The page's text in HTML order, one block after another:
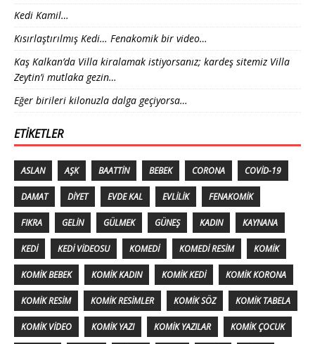
Kedi Kamil…
Kısırlaştırılmış Kedi… Fenakomik bir video…
Kaş Kalkan’da Villa kiralamak istiyorsanız; kardeş sitemiz Villa
Zeytin’i mutlaka gezin…
Eğer birileri kilonuzla dalga geçiyorsa…
ETIKETLER
ASLAN AŞK BAATTIN BEBEK CORONA COVID-19
DAMAT DIYET EVDE KAL EVLILIK FENAKOMIK
FIKRA GELIN GÜLMEK GÜNEŞ KADIN KAYNANA
KEDI KEDI VIDEOSU KOMEDI KOMEDI RESIM KOMIK
KOMIK BEBEK KOMIK KADIN KOMIK KEDI KOMIK KORONA
KOMIK RESIM KOMIK RESIMLER KOMIK SÖZ KOMIK TABELA
KOMIK VIDEO KOMIK YAZI KOMIK YAZILAR KOMIK ÇOCUK